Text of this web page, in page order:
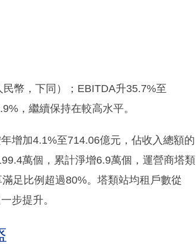
幣，下同）；EBITDA升35.7%至
，繼續保持在較高水平。
增加4.1%至714.06億元，佔收入總額的
萬個，累計淨增6.9萬個，運營商塔類
足比例超過80%。塔類站均租戶數從
步提升。